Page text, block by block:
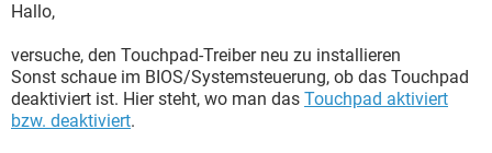
Hallo,
versuche, den Touchpad-Treiber neu zu installieren
Sonst schaue im BIOS/Systemsteuerung, ob das Touchpad
deaktiviert ist. Hier steht, wo man das Touchpad aktiviert
bzw. deaktiviert.